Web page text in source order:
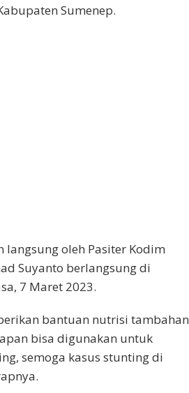
Sumenep.
oleh Pasiter Kodim
Suyanto berlangsung di
7 Maret 2023.
bantuan nutrisi tambahan
bisa digunakan untuk
semoga kasus stunting di